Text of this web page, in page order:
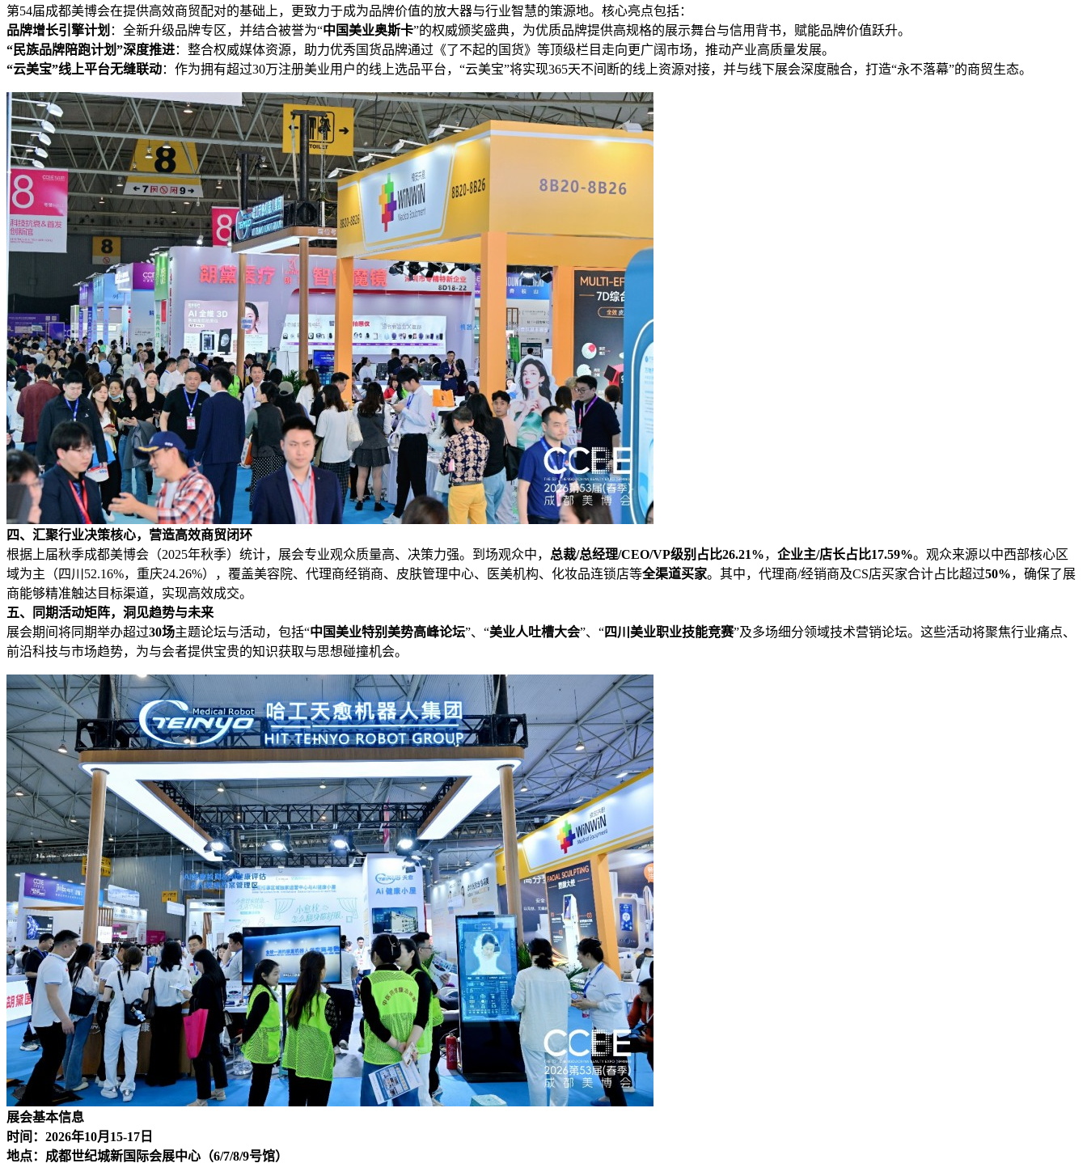
第54届成都美博会在提供高效商贸配对的基础上，更致力于成为品牌价值的放大器与行业智慧的策源地。核心亮点包括：
品牌增长引擎计划 ：全新升级品牌专区，并结合被誉为“中国美业奥斯卡”的权威颁奖盛典，为优质品牌提供高规格的展示舞台与信用背书，赋能品牌价值跃升。
“民族品牌陪跑计划”深度推进：整合权威媒体资源，助力优秀国货品牌通过《了不起的国货》等顶级栏目走向更广阔市场，推动产业高质量发展。
“云美宝”线上平台无缝联动：作为拥有超过30万注册美业用户的线上选品平台，“云美宝”将实现365天不间断的线上资源对接，并与线下展会深度融合，打造“永不落幕”的商贸生态。
四、汇聚行业决策核心，营造高效商贸闭环
根据上届秋季成都美博会（2025年秋季）统计，展会专业观众质量高、决策力强。到场观众中， 总裁/总经理/CEO/VP级别占比26.21%， 企业主/店长占比17.59%。观众来源以中西部核心区
域为主（四川52.16%，重庆24.26%），覆盖美容院、代理商经销商、皮肤管理中心、医美机构、化妆品连锁店等全渠道买家。其中，代理商/经销商及CS店买家合计占比超过50%，确保了展
商能够精准触达目标渠道，实现高效成交。
五、同期活动矩阵，洞见趋势与未来
展会期间将同期举办超过30场主题论坛与活动，包括“中国美业特别美势高峰论坛”、“美业人吐槽大会”、“四川美业职业技能竞赛”及多场细分领域技术营销论坛。这些活动将聚焦行业痛点、
前沿科技与市场趋势，为与会者提供宝贵的知识获取与思想碰撞机会。
展会基本信息
时间：2026年10月15-17日
地点：成都世纪城新国际会展中心（6/7/8/9号馆）